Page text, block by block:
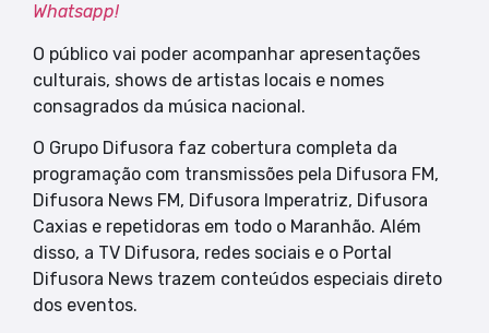
Whatsapp!
O público vai poder acompanhar apresentações
culturais, shows de artistas locais e nomes
consagrados da música nacional.
O Grupo Difusora faz cobertura completa da
programação com transmissões pela Difusora FM,
Difusora News FM, Difusora Imperatriz, Difusora
Caxias e repetidoras em todo o Maranhão. Além
disso, a TV Difusora, redes sociais e o Portal
Difusora News trazem conteúdos especiais direto
dos eventos.